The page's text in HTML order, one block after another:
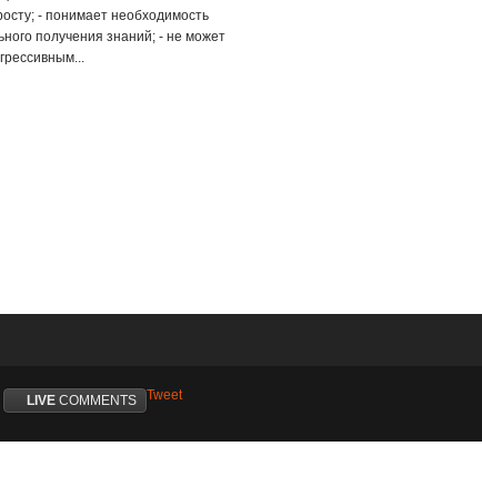
- понимает необходимость
получения знаний; - не может
Tweet
LIVE COMMENTS